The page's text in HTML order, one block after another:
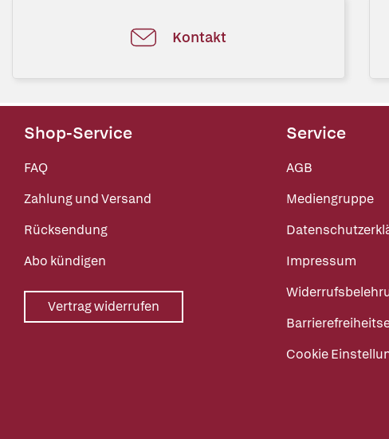
Kontakt
Shop-Service
FAQ
Zahlung und Versand
Rücksendung
Abo kündigen
Vertrag widerrufen
Service
AGB
Mediengruppe
Impressum
Cookie